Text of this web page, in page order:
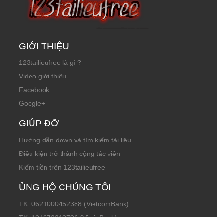
GIỚI THIỆU
123tailieufree là gì ?
Video giới thiệu
Facebook
Google+
GIÚP ĐỠ
Hướng dẫn down và tìm kiếm tài liệu
Điều kiện trở thành cộng tác viên
Kiếm tiền trên 123tailieufree
ỦNG HỘ CHÚNG TÔI
TK: 0621000452388 (VietcomBank)